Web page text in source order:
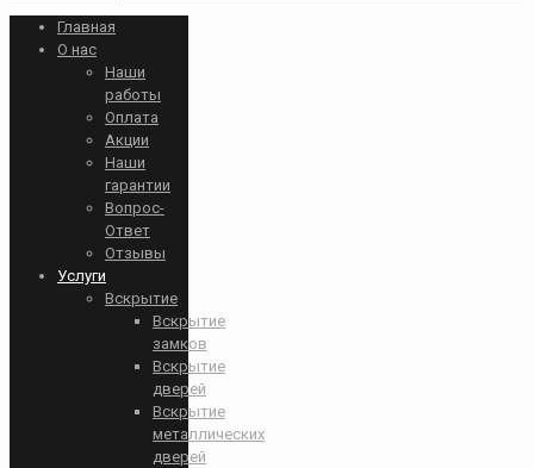
Главная
О нас
Наши
работы
Оплата
Акции
Наши
гарантии
Вопрос-
Ответ
Отзывы
Услуги
Вскрытие
Вскрытие
замков
Вскрытие
дверей
Вскрытие
металлических
дверей